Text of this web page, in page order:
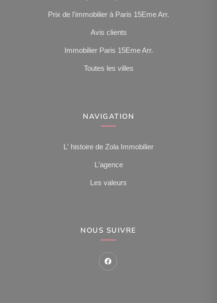
Prix de l'immobilier à Paris 15Eme Arr.
Avis clients
Immobilier Paris 15Eme Arr.
Toutes les villes
NAVIGATION
L' histoire de Zola Immobilier
L'agence
Les valeurs
NOUS SUIVRE